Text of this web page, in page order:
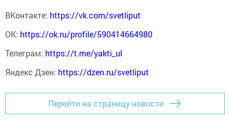
ВКонтакте: https://vk.com/svetliput
ОК: https://ok.ru/profile/590414664980
Телеграм: https://t.me/yakti_ul
Яндекс Дзен: https://dzen.ru/svetliput
Перейти на страницу новости